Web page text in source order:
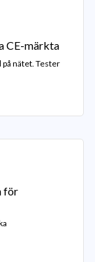
CE-märkta
nätet. Tester
för